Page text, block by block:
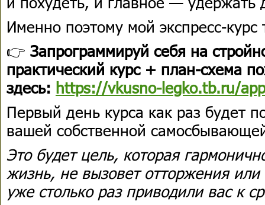
Именно поэтому мой экспресс-курс
👉 Запрограммируй себя на
практический курс + план-схема
здесь: https://vkusno-legko.tb.ru/app
Первый день курса как раз будет
вашей собственной
Это будет цель, которая
жизнь, не вызовет отторжения
уже столько раз приводили вас к